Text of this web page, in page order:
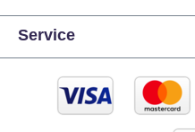
Service